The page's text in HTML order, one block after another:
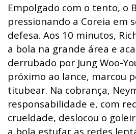
Empolgado com o tento, o
pressionando a Coreia em
defesa. Aos 10 minutos,
a bola na grande área e
derrubado por Jung Woo-
próximo ao lance, marcou
titubear. Na cobrança,
responsabilidade e, com
crueldade, deslocou o
a bola estufar as redes